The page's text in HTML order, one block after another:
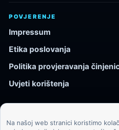
POVJERENJE
Impressum
Etika poslovanja
Politika provjeravanja
Uvjeti korištenja
Na našoj web stranici koristimo